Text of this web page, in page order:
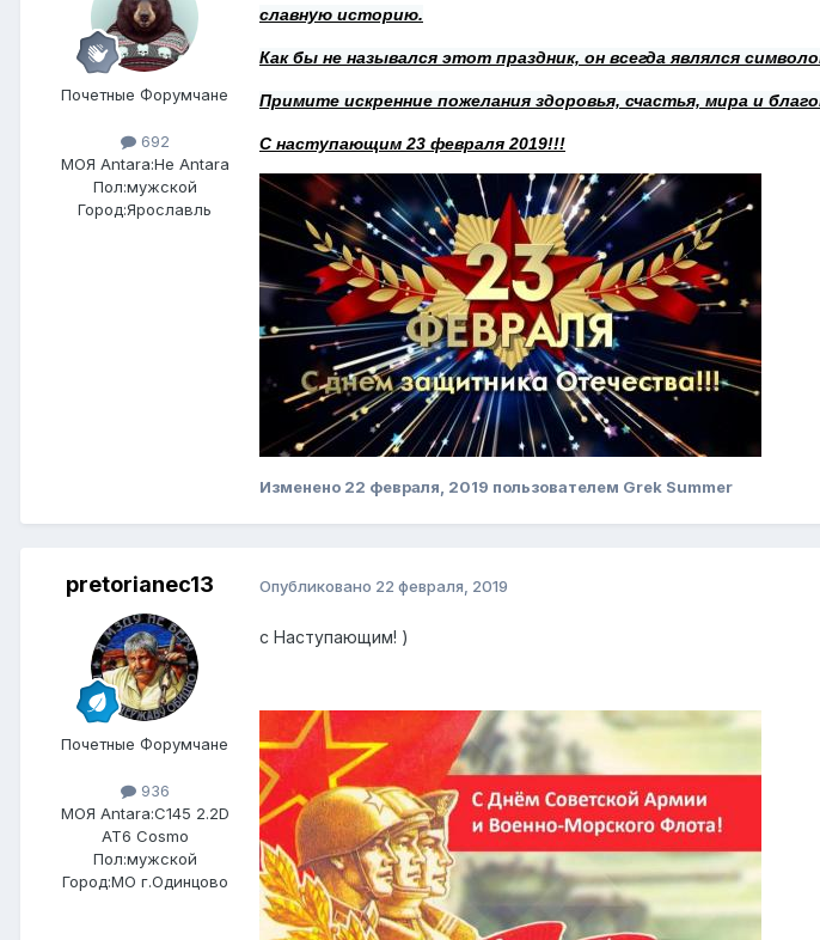
Почетные Форумчане
692
МОЯ Antara:Не Antara
Пол:мужской
Город:Ярославль
славную историю.
Как бы не назывался этот праздник, он всегда являлся
Примите искренние пожелания здоровья, счастья, мира и
С наступающим 23 февраля 2019!!!
Изменено 22 февраля, 2019 пользователем Grek Summer
pretorianec13
Почетные Форумчане
936
МОЯ Antara:C145 2.2D
AT6 Cosmo
Пол:мужской
Город:МО г.Одинцово
Опубликовано 22 февраля, 2019
с Наступающим! )